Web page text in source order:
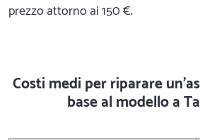
prezzo attorno ai 150 €.
Costi medi per riparare
base al modello a